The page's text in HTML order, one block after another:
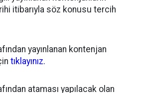
itibarıyla söz konusu tercih
yayınlanan kontenjan
tıklayınız.
ataması yapılacak olan